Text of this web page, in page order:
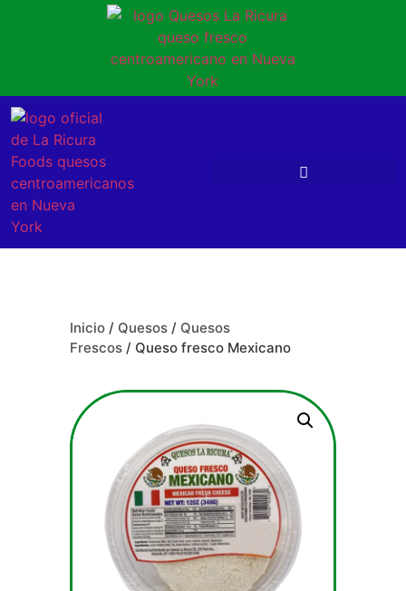
Inicio / Quesos / Quesos
Frescos / Queso fresco Mexicano